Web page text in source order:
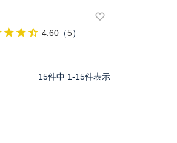
4.60 （5）
15件中 1-15件表示